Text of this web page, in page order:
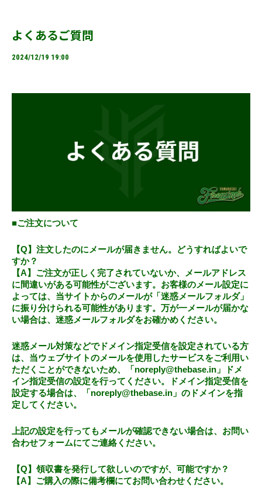
よくあるご質問
2024/12/19 19:00
■ご注文について
【Q】注文したのにメールが届きません。どうすればよいで
すか？
【A】ご注文が正しく完了されていないか、メールアドレス
に間違いがある可能性がございます。お客様のメール設定に
よっては、当サイトからのメールが「迷惑メールフォルダ」
に振り分けられる可能性があります。万が一メールが届かな
い場合は、迷惑メールフォルダをお確かめください。
迷惑メール対策などでドメイン指定受信を設定されている方
は、当ウェブサイトのメールを使用したサービスをご利用い
ただくことができないため、「 noreply@thebase.in 」ドメ
イン指定受信の設定を行ってください。ドメイン指定受信を
設定する場合は、「 noreply@thebase.in 」のドメインを指
定してください。
上記の設定を行ってもメールが確認できない場合は、お問い
合わせフォームにてご連絡ください。
【Q】領収書を発行して欲しいのですが、可能ですか？
【A】ご購入の際に備考欄にてお問い合わせください。